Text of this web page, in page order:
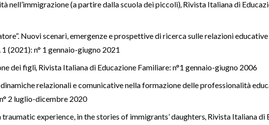
nell’immigrazione (a partire dalla scuola dei piccoli), Rivista Italiana di
Nuovi scenari, emergenze e prospettive di ricerca sulle relazioni
(2021): n° 1 gennaio-giugno 2021
dei figli, Rivista Italiana di Educazione Familiare: n°1 gennaio-giugno 2006
dinamiche relazionali e comunicative nella formazione delle professionalità
2 luglio-dicembre 2020
traumatic experience, in the stories of immigrants’ daughters, Rivista Italiana di